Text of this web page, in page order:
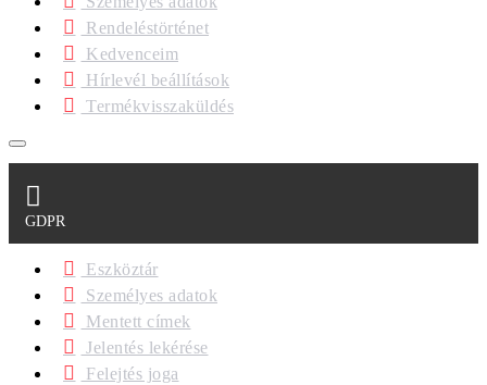
Rendeléstörténet
Kedvenceim
Hírlevél beállítások
Termékvisszaküldés
GDPR
Eszköztár
Személyes adatok
Mentett címek
Jelentés lekérése
Felejtés joga